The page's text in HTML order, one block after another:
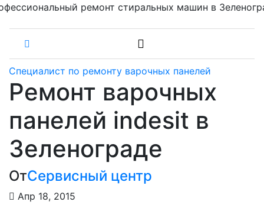
ремонт стиральных машин в
Специалист по ремонту варочных панелей
Ремонт варочных
панелей indesit в
Зеленограде
ОтСервисный центр
Апр 18, 2015